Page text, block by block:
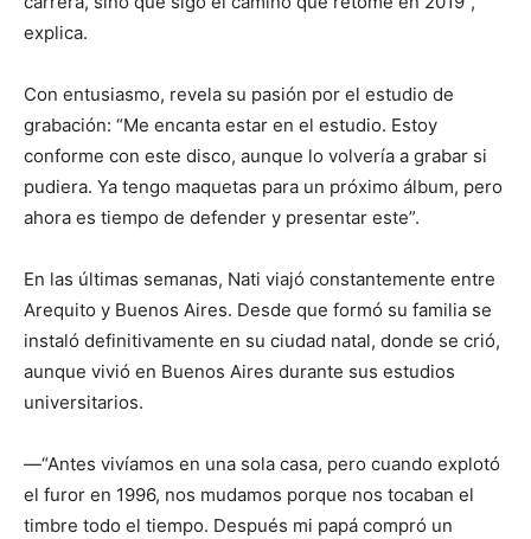
explica.
Con entusiasmo, revela su pasión por el estudio de
grabación: “Me encanta estar en el estudio. Estoy
conforme con este disco, aunque lo volvería a grabar si
pudiera. Ya tengo maquetas para un próximo álbum, pero
ahora es tiempo de defender y presentar este”.
En las últimas semanas, Nati viajó constantemente entre
Arequito y Buenos Aires. Desde que formó su familia se
instaló definitivamente en su ciudad natal, donde se crió,
aunque vivió en Buenos Aires durante sus estudios
universitarios.
—“Antes vivíamos en una sola casa, pero cuando explotó
el furor en 1996, nos mudamos porque nos tocaban el
timbre todo el tiempo. Después mi papá compró un